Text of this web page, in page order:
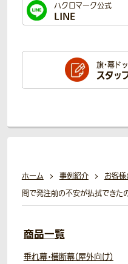
ハクロマーク公式
LINE
旗・幕ド
スタッ
ホーム 事例紹介 お客
問で発注前の不安が払拭できた
商品一覧
垂れ幕・横断幕（屋外向け）